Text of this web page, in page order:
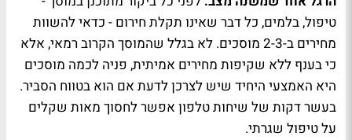
טיפול, בלמים, כל דבר שאינו תקלת חירום - כדאי להשוות
מחירים ב-2-3 מוסכים. לא בגלל שהמוסך הקרוב רמאי, אלא
כי בענף ללא שקיפות מחירים אמיתית, פניה לכמה מוסכים
היא האמצעי היחיד שיש לצרכן לדעת אם הוא בטווח הסביר.
בעשר דקות של שיחות טלפון אפשר לחסוך מאות שקלים
על טיפול שגרתי.